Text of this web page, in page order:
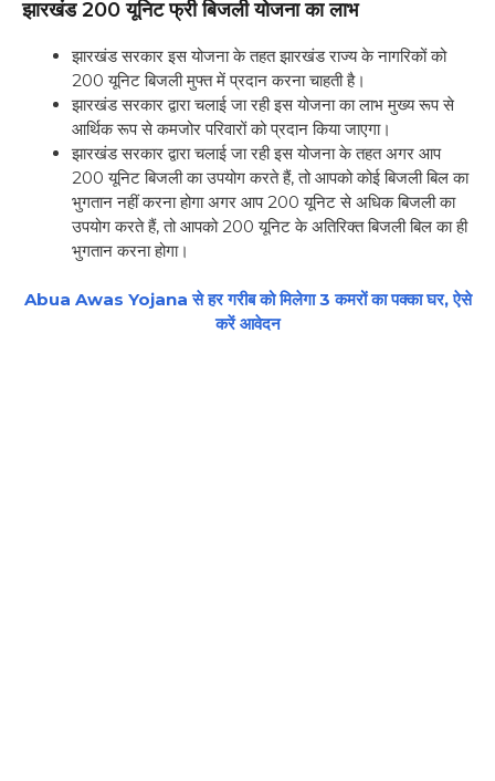
झारखंड 200 यूनिट फ्री बिजली योजना का लाभ
झारखंड सरकार इस योजना के तहत झारखंड राज्य के नागरिकों को
200 यूनिट बिजली मुफ्त में प्रदान करना चाहती है।
झारखंड सरकार द्वारा चलाई जा रही इस योजना का लाभ मुख्य रूप से
आर्थिक रूप से कमजोर परिवारों को प्रदान किया जाएगा।
झारखंड सरकार द्वारा चलाई जा रही इस योजना के तहत अगर आप
200 यूनिट बिजली का उपयोग करते हैं, तो आपको कोई बिजली बिल का
भुगतान नहीं करना होगा अगर आप 200 यूनिट से अधिक बिजली का
उपयोग करते हैं, तो आपको 200 यूनिट के अतिरिक्त बिजली बिल का ही
भुगतान करना होगा।
Abua Awas Yojana से हर गरीब को मिलेगा 3 कमरों का पक्का घर, ऐसे
करें आवेदन